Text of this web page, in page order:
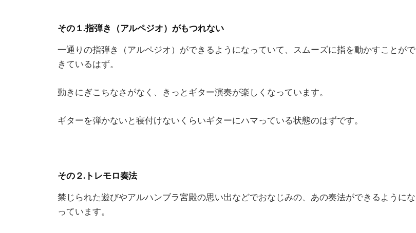
その１.指弾き（アルペジオ）がもつれない
一通りの指弾き（アルペジオ）ができるようになっていて、スムーズに指を動かすことがで
きているはず。
動きにぎこちなさがなく、きっとギター演奏が楽しくなっています。
ギターを弾かないと寝付けないくらいギターにハマっている状態のはずです。
その２.トレモロ奏法
禁じられた遊びやアルハンブラ宮殿の思い出などでおなじみの、あの奏法ができるようにな
っています。